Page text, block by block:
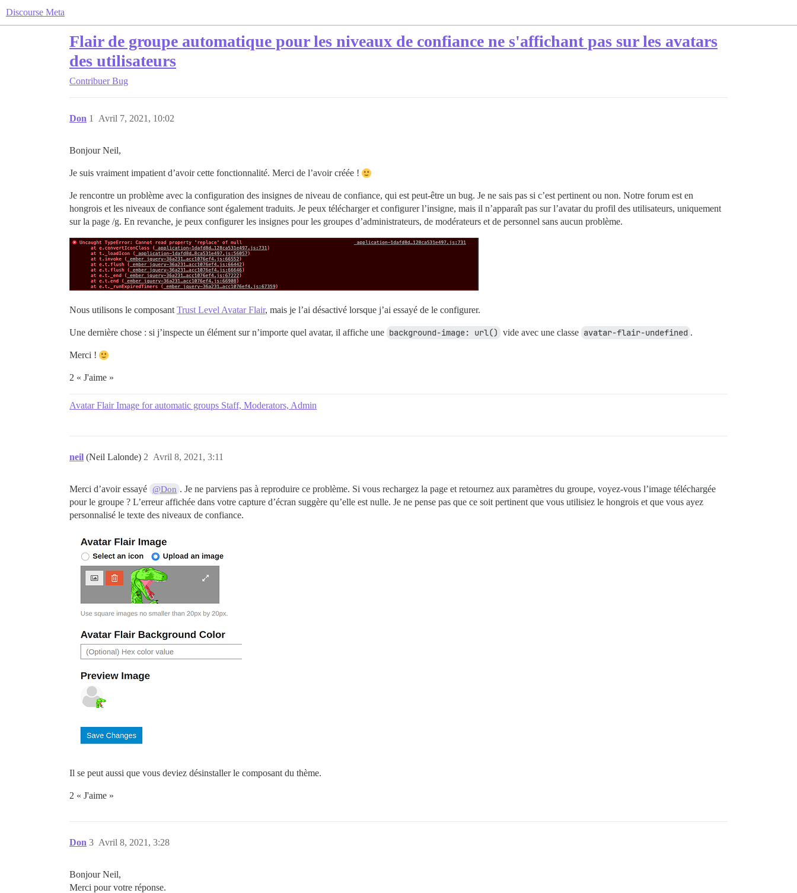
Discourse Meta
Flair de groupe automatique pour les niveaux de confiance ne s'affichant pas sur les avatars
des utilisateurs
Contribuer Bug
Don Avril 7, 2021, 10:02
1
Bonjour Neil,
Je suis vraiment impatient d’avoir cette fonctionnalité. Merci de l’avoir créée !
Je rencontre un problème avec la configuration des insignes de niveau de confiance, qui est peut-être un bug. Je ne sais pas si c’est pertinent ou non. Notre forum est en
hongrois et les niveaux de confiance sont également traduits. Je peux télécharger et configurer l’insigne, mais il n’apparaît pas sur l’avatar du profil des utilisateurs, uniquement
sur la page /g. En revanche, je peux configurer les insignes pour les groupes d’administrateurs, de modérateurs et de personnel sans aucun problème.
Nous utilisons le composant Trust Level Avatar Flair, mais je l’ai désactivé lorsque j’ai essayé de le configurer.
Une dernière chose : si j’inspecte un élément sur n’importe quel avatar, il affiche une background-image: url() vide avec une classe avatar-flair-undefined .
Merci !
2 « J'aime »
Avatar Flair Image for automatic groups Staff, Moderators, Admin
neil (Neil Lalonde) Avril 8, 2021, 3:11
2
Merci d’avoir essayé @Don . Je ne parviens pas à reproduire ce problème. Si vous rechargez la page et retournez aux paramètres du groupe, voyez-vous l’image téléchargée
pour le groupe ? L’erreur affichée dans votre capture d’écran suggère qu’elle est nulle. Je ne pense pas que ce soit pertinent que vous utilisiez le hongrois et que vous ayez
personnalisé le texte des niveaux de confiance.
Il se peut aussi que vous deviez désinstaller le composant du thème.
2 « J'aime »
Don Avril 8, 2021, 3:28
3
Bonjour Neil,
Merci pour votre réponse.